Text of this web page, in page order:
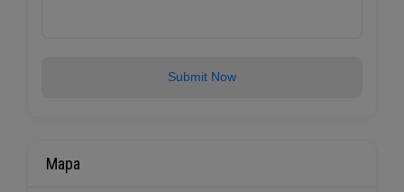
Submit Now
Mapa